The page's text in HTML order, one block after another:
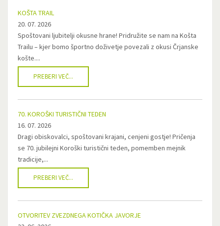
KOŠTA TRAIL
20. 07. 2026
Spoštovani ljubitelji okusne hrane! Pridružite se nam na Košta
Trailu – kjer bomo športno doživetje povezali z okusi Črjanske
košte....
PREBERI VEČ...
70. KOROŠKI TURISTIČNI TEDEN
16. 07. 2026
Dragi obiskovalci, spoštovani krajani, cenjeni gostje! Pričenja
se 70. jubilejni Koroški turistični teden, pomemben mejnik
tradicije,...
PREBERI VEČ...
OTVORITEV ZVEZDNEGA KOTIČKA JAVORJE